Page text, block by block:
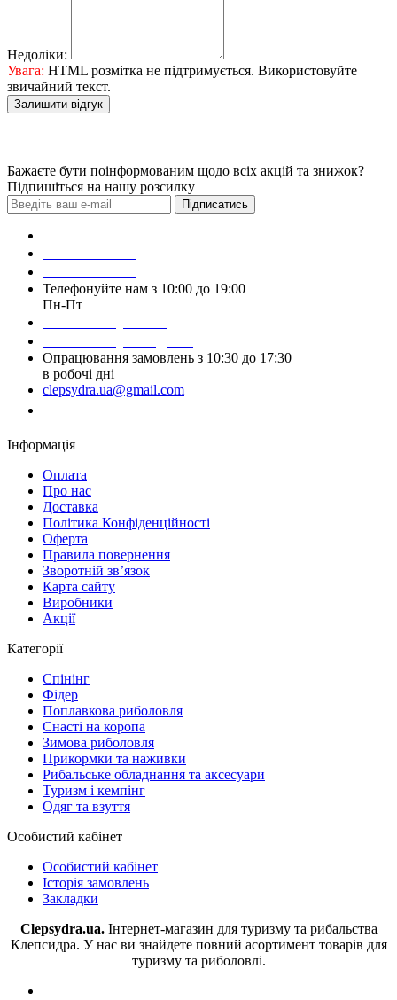
Недоліки:
Увага: HTML розмітка не підтримується. Використовуйте
звичайний текст.
Залишити відгук
Бажаєте бути поінформованим щодо всіх акцій та знижок?
Підпишіться на нашу розсилку
Підписатись
Телефонуйте нам з 10:00 до 19:00
Пн-Пт
Опрацювання замовлень з 10:30 до 17:30
в робочі дні
clepsydra.ua@gmail.com
Інформація
Оплата
Про нас
Доставка
Політика Конфіденційності
Оферта
Правила повернення
Зворотній зв’язок
Карта сайту
Виробники
Акції
Категорії
Спінінг
Фідер
Поплавкова риболовля
Снасті на коропа
Зимова риболовля
Прикормки та наживки
Рибальське обладнання та аксесуари
Туризм і кемпінг
Одяг та взуття
Особистий кабінет
Особистий кабінет
Історія замовлень
Закладки
Clepsydra.ua. Інтернет-магазин для туризму та рибальства
Клепсидра. У нас ви знайдете повний асортимент товарів для
туризму та риболовлі.